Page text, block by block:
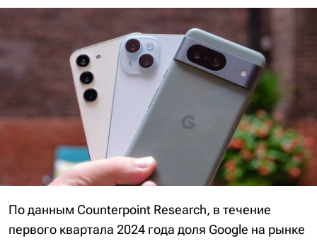
По данным Counterpoint Research, в течение
первого квартала 2024 года доля Google на рынке